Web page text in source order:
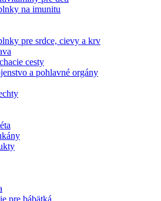
na imunitu
pre srdce, cievy a krv
cesty
a pohlavné orgány
pre bábätká